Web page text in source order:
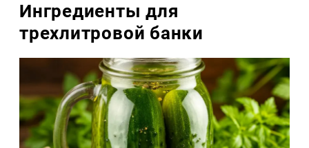
Ингредиенты для
трехлитровой банки